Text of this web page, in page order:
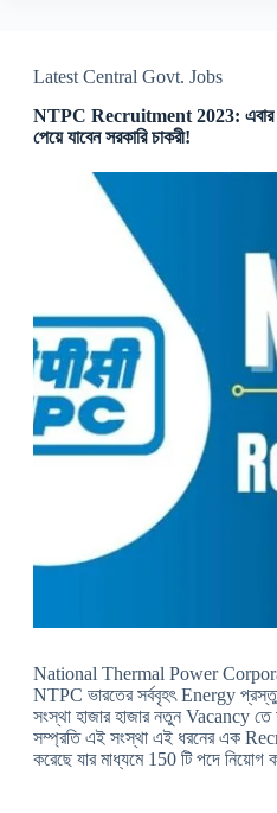
Latest Central Govt. Jobs
NTPC Recruitment 2023: এবার
পেয়ে যাবেন সরকারি চাকরী!
National Thermal Power
NTPC ভারতের সর্ববৃহৎ Energy
সংস্থা হাজার হাজার নতুন Vacancy তে
সম্প্রতি এই সংস্থা এই ধরনের এক
করেছে যার মাধ্যমে 150 টি পদে